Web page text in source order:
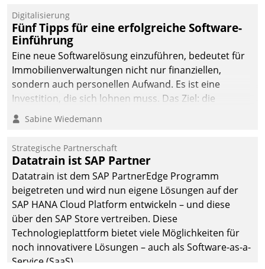
Digitalisierung
Fünf Tipps für eine erfolgreiche Software-
Einführung
Eine neue Softwarelösung einzuführen, bedeutet für
Immobilienverwaltungen nicht nur finanziellen,
sondern auch personellen Aufwand. Es ist eine
Investition, die sich lohnen muss. Das Ziel: die
nachhaltige Optimierung der Geschäftsabläufe. Damit
dieses Ziel erreicht wird, sollten einige Grundregeln
Sabine Wiedemann
Strategische Partnerschaft
Datatrain ist SAP Partner
Datatrain ist dem SAP PartnerEdge Programm
beigetreten und wird nun eigene Lösungen auf der
SAP HANA Cloud Platform entwickeln – und diese
über den SAP Store vertreiben. Diese
Technologieplattform bietet viele Möglichkeiten für
noch innovativere Lösungen – auch als Software-as-a-
Service (SaaS).